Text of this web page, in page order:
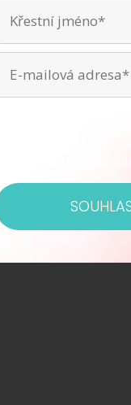
Děkuji za tvé rozhodnutí
tvé údaje je u mě dobře
kdykoli odvolat kliknutím
zpracovávání osobních